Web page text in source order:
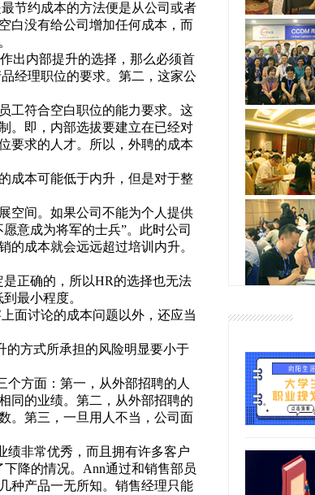
节约成本的方法便是从公司或者
白没有给公司增加任何成本，而
出内部提升的选择，那么必须首
经理职位的要求。第二，这家公
符合空白职位的能力要求。这
。即，内部选拔要建立在已经对
要求的人才。所以，外聘的成本
成本可能低于内升，但是对于整
间。如果公司不能为个人提供
意成为将军的士兵”。此时公司
成本就会远远超过培训内升。
正确的，所以HR的选择也无法
最小程度。
面讨论的成本问题以外，还应当
方式所承担的风险明显要小于
方面：第一，从外部招聘的人
同的业绩。第二，从外部招聘的
。第三，一旦用人不当，公司面
非常优秀，而且拥有许多客户
降的情况。Ann通过和销售部员
种产品一无所知。销售经理只能